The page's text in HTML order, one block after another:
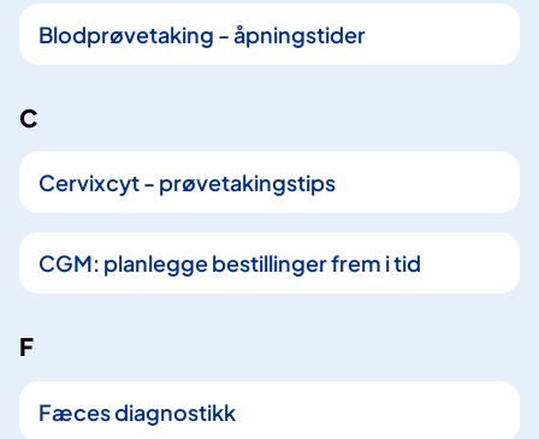
e
f
Blodprøvetaking - åpningstider
C
Cervixcyt - prøvetakingstips
CGM: planlegge bestillinger frem i tid
F
Fæces diagnostikk